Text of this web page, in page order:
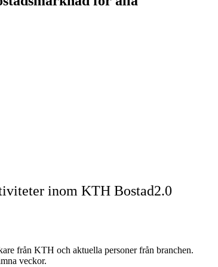
inom KTH Bostad2.0
från KTH och aktuella personer från branchen.
veckor.